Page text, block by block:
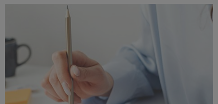
dojrzałości życiowej decydują przede wszystkim: